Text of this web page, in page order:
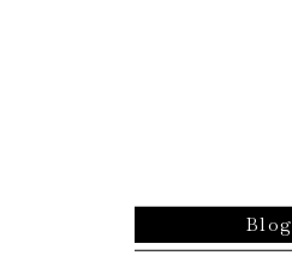
Blog